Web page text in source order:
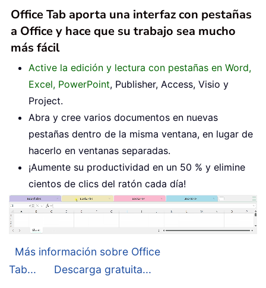
Office Tab aporta una interfaz con pestañas
a Office y hace que su trabajo sea mucho
más fácil
Active la edición y lectura con pestañas en Word,
Excel, PowerPoint, Publisher, Access, Visio y
Project.
Abra y cree varios documentos en nuevas
pestañas dentro de la misma ventana, en lugar de
hacerlo en ventanas separadas.
¡Aumente su productividad en un 50 % y elimine
cientos de clics del ratón cada día!
Más información sobre Office
Tab...
Descarga gratuita...